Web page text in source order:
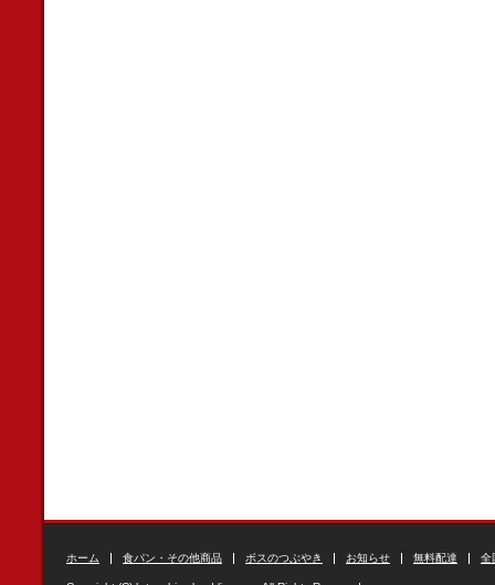
ホーム 食パン・その他商品 ボスのつぶやき お知らせ 無料配達 全